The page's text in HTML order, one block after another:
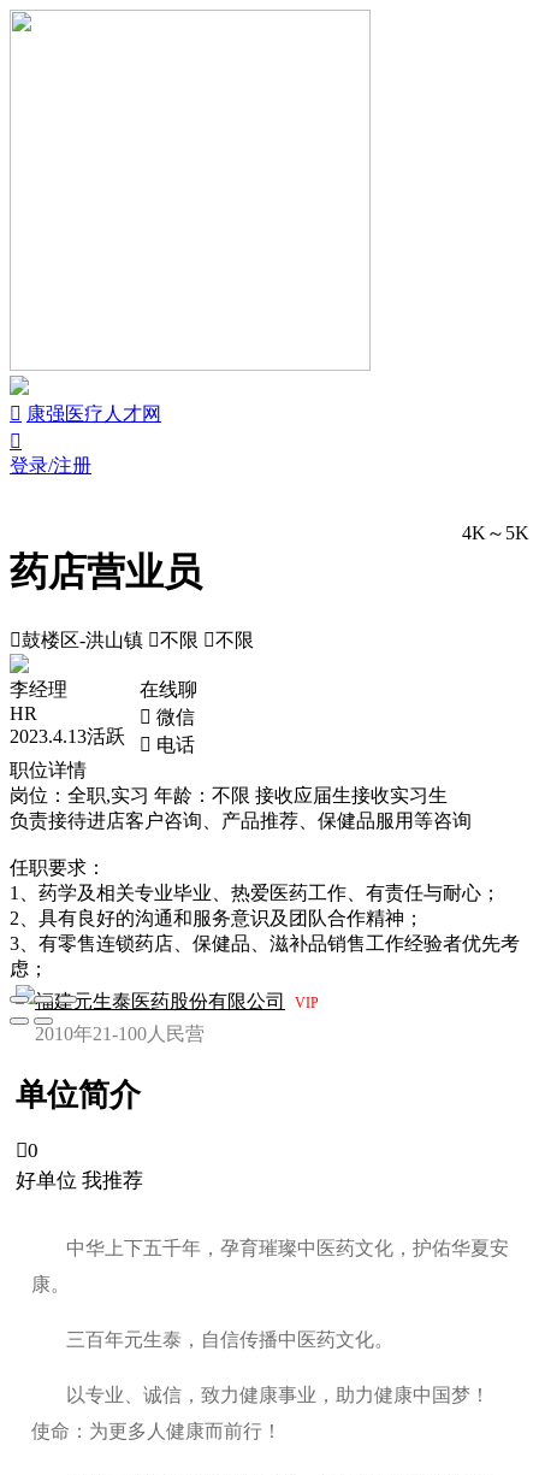
 康强医疗人才网

登录/注册
药店营业员
4K～5K
鼓楼区-洪山镇 不限 不限
李经理
HR
2023.4.13活跃
在线聊
 微信
 电话
职位详情
岗位：全职,实习 年龄：不限 接收应届生接收实习生
负责接待进店客户咨询、产品推荐、保健品服用等咨询
任职要求：
1、药学及相关专业毕业、热爱医药工作、有责任与耐心；
2、具有良好的沟通和服务意识及团队合作精神；
3、有零售连锁药店、保健品、滋补品销售工作经验者优先考
虑；
福建元生泰医药股份有限公司
VIP
2010年21-100人 民营
单位简介
0
好单位 我推荐
中华上下五千年，孕育璀璨中医药文化，护佑华夏安
康。
三百年元生泰，自信传播中医药文化。
以专业、诚信，致力健康事业，助力健康中国梦！
使命：为更多人健康而前行！